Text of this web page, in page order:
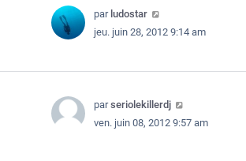
par ludostar
jeu. juin 28, 2012 9:14 am
parseriolekillerdj
ven. juin 08, 2012 9:57 am